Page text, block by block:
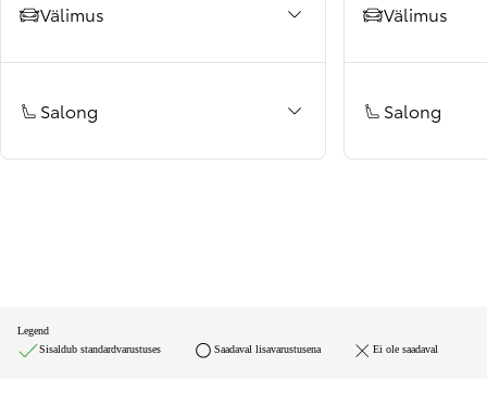
Välimus
Salong
Välimus
Salong
Legend
Sisaldub standardvarustuses
Saadaval lisavarustusena Ei ole saadaval